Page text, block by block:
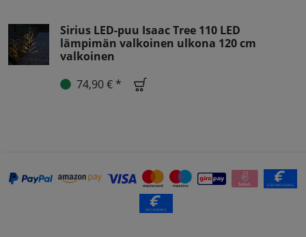
Sirius LED-puu Isaac Tree 110 LED
lämpimän valkoinen ulkona 120 cm
valkoinen
74,90 € *